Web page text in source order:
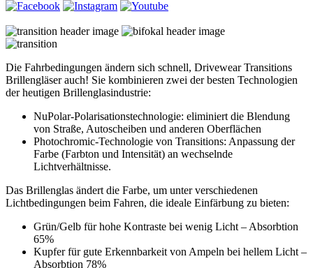
Die Fahrbedingungen ändern sich schnell, Drivewear Transitions
Brillengläser auch! Sie kombinieren zwei der besten Technologien
der heutigen Brillenglasindustrie:
NuPolar-Polarisationstechnologie: eliminiert die Blendung
von Straße, Autoscheiben und anderen Oberflächen
Photochromic-Technologie von Transitions: Anpassung der
Farbe (Farbton und Intensität) an wechselnde
Lichtverhältnisse.
Das Brillenglas ändert die Farbe, um unter verschiedenen
Lichtbedingungen beim Fahren, die ideale Einfärbung zu bieten:
Grün/Gelb für hohe Kontraste bei wenig Licht – Absorbtion
65%
Kupfer für gute Erkennbarkeit von Ampeln bei hellem Licht –
Absorbtion 78%